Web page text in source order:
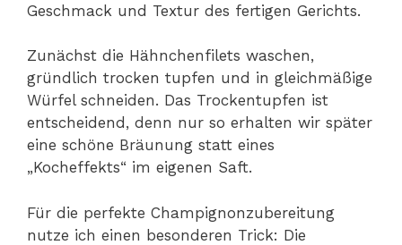
Geschmack und Textur des fertigen Gerichts.
Zunächst die Hähnchenfilets waschen,
gründlich trocken tupfen und in gleichmäßige
Würfel schneiden. Das Trockentupfen ist
entscheidend, denn nur so erhalten wir später
eine schöne Bräunung statt eines
„Kocheffekts“ im eigenen Saft.
Für die perfekte Champignonzubereitung
nutze ich einen besonderen Trick: Die